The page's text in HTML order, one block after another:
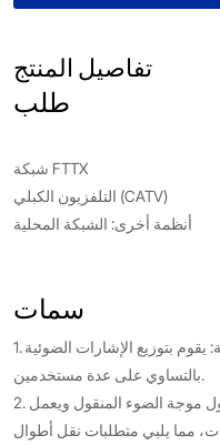
تفاصيل المنتج
طلب
شبكة FTTX
التلفزيون الكبلي (CATV)
أنظمة أخرى: الشبكة المحلية
سمات
1. توحيد ممتاز لتقسيم الإشارة الضوئية: يقوم بتوزيع الإشارات الضوئية
بالتساوي على عدة مستخدمين.
2. عدم الحساسية للفقد: فهو غير حساس لطول موجة الضوء المنقول ويعمل
مما يلبي متطلبات نقل أطوال